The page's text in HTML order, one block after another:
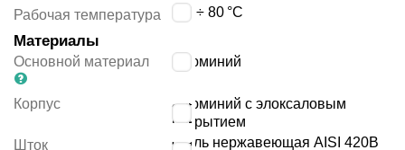
Рабочая температура
-20 ÷ 80 °C
Материалы
Основной материал алюминий
Корпус
алюминий с элоксаловым
покрытием
Шток
сталь нержавеющая AISI 420B